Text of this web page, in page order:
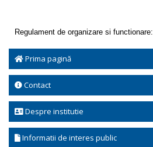
Prima pagină
Contact
Despre institutie
Informatii de interes public
Regulament de organizare si functionare: